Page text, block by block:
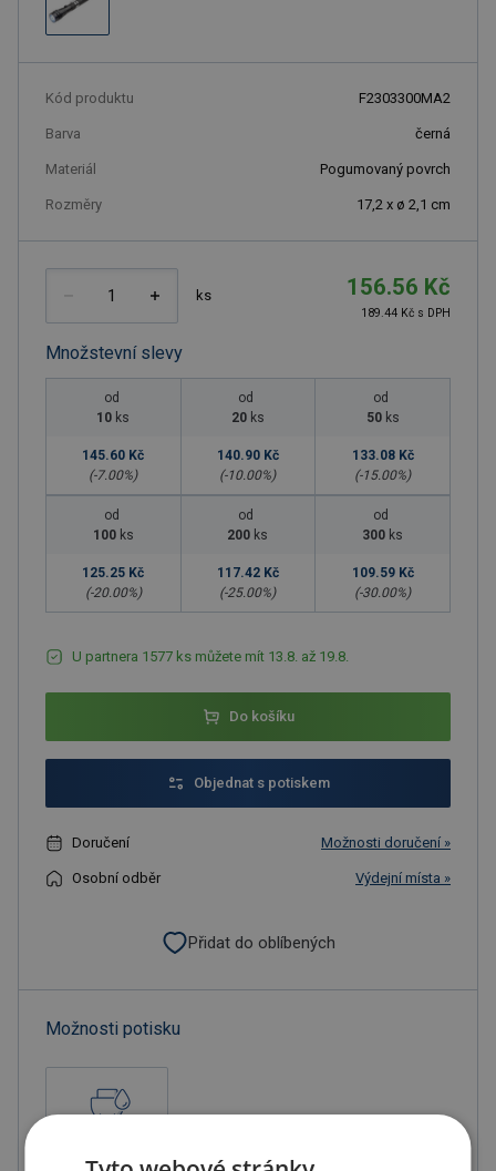
Kód produktu F2303300MA2
Barva černá
Materiál Pogumovaný povrch
Rozměry 17,2 x ø 2,1 cm
ks 156.56 Kč
189.44 Kč s DPH
Množstevní slevy
od
10 ks
145.60 Kč
(-7.00%)
od
20 ks
140.90 Kč
(-10.00%)
od
50 ks
133.08 Kč
(-15.00%)
od
100 ks
125.25 Kč
(-20.00%)
od
200 ks
117.42 Kč
(-25.00%)
od
300 ks
109.59 Kč
(-30.00%)
U partnera 1577 ks můžete mít 13.8. až 19.8.
Do košíku
Objednat s potiskem
Doručení Možnosti doručení »
Osobní odběr Výdejní místa »
Přidat do oblíbených
Možnosti potisku
Tampónový tisk